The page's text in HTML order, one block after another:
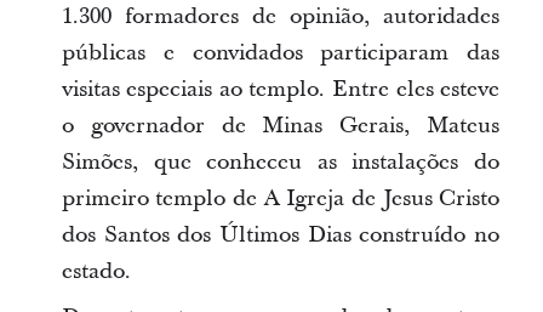
1.300 formadores de opinião, autoridades
públicas e convidados participaram das
visitas especiais ao templo. Entre eles esteve
o governador de Minas Gerais, Mateus
Simões, que conheceu as instalações do
primeiro templo de A Igreja de Jesus Cristo
dos Santos dos Últimos Dias construído no
estado.